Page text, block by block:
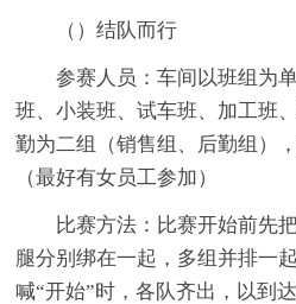
（）结队而行
参赛人员：车间以班组为
班、小装班、试车班、加工班
勤为二组（销售组、后勤组）
（最好有女员工参加）
比赛方法：比赛开始前先
腿分别绑在一起，多组并排一
喊“开始”时，各队齐出，以到